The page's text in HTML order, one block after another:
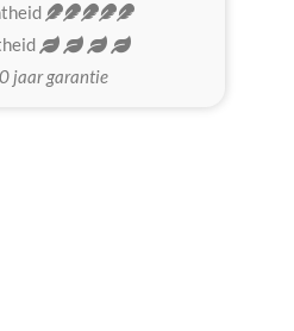
jaar garantie